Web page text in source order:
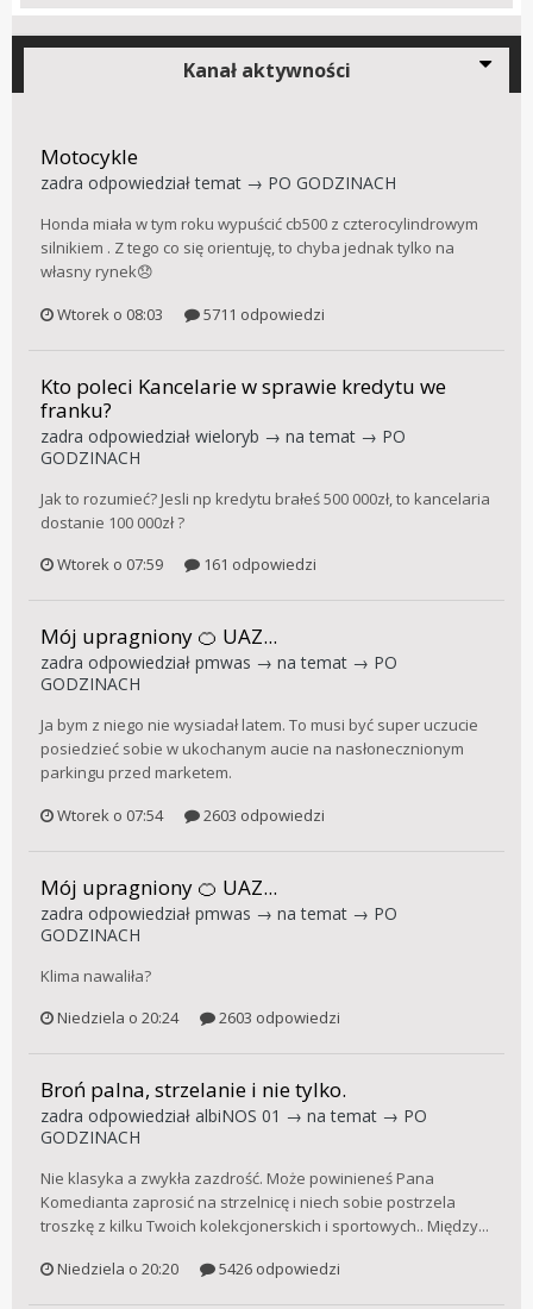
Kanał aktywności
Motocykle
zadra odpowiedział temat → PO GODZINACH
Honda miała w tym roku wypuścić cb500 z czterocylindrowym
silnikiem . Z tego co się orientuję, to chyba jednak tylko na
własny rynek😞
Wtorek o 08:03
5711 odpowiedzi
Kto poleci Kancelarie w sprawie kredytu we
franku?
zadra odpowiedział wieloryb → na temat → PO
GODZINACH
Jak to rozumieć? Jesli np kredytu brałeś 500 000zł, to kancelaria
dostanie 100 000zł ?
Wtorek o 07:59
161 odpowiedzi
Mój upragniony 🍊 UAZ...
zadra odpowiedział pmwas → na temat → PO
GODZINACH
Ja bym z niego nie wysiadał latem. To musi być super uczucie
posiedzieć sobie w ukochanym aucie na nasłonecznionym
parkingu przed marketem.
Wtorek o 07:54
2603 odpowiedzi
Mój upragniony 🍊 UAZ...
zadra odpowiedział pmwas → na temat → PO
GODZINACH
Klima nawaliła?
Niedziela o 20:24
2603 odpowiedzi
Broń palna, strzelanie i nie tylko.
zadra odpowiedział albiNOS 01 → na temat → PO
GODZINACH
Nie klasyka a zwykła zazdrość. Może powinieneś Pana
Komedianta zaprosić na strzelnicę i niech sobie postrzela
troszkę z kilku Twoich kolekcjonerskich i sportowych.. Między...
Niedziela o 20:20
5426 odpowiedzi